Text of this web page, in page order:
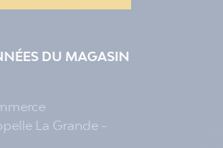
DU MAGASIN
La Grande -